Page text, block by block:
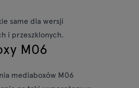
same dla wersji
i przeszklonych.
M06
mediaboxów M06